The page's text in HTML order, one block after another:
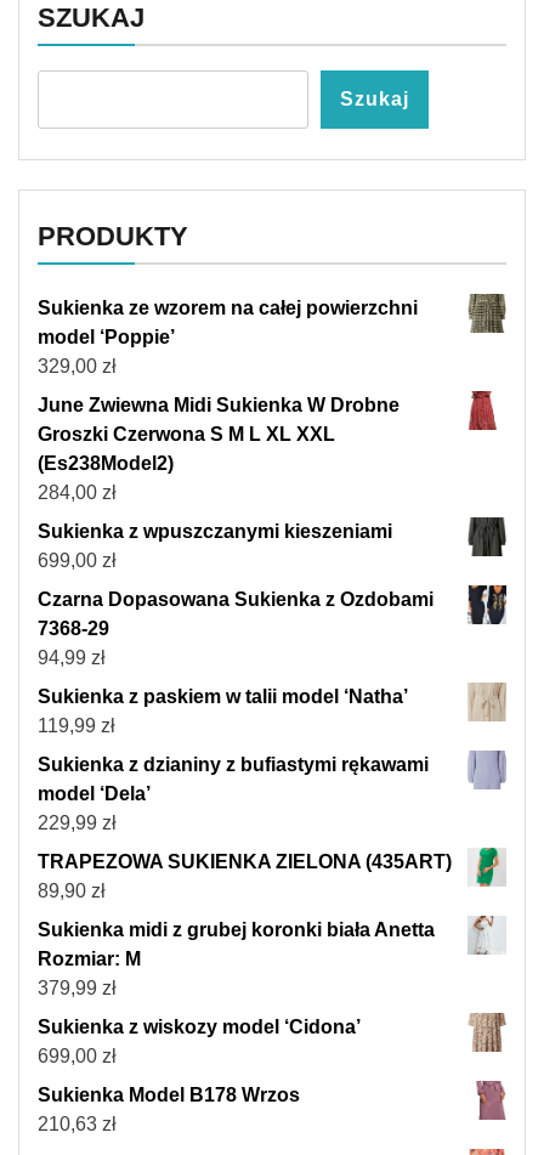
SZUKAJ
Szukaj
PRODUKTY
Sukienka ze wzorem na całej powierzchni
model ‘Poppie’
329,00 zł
June Zwiewna Midi Sukienka W Drobne
Groszki Czerwona S M L XL XXL
(Es238Model2)
284,00 zł
Sukienka z wpuszczanymi kieszeniami
699,00 zł
Czarna Dopasowana Sukienka z Ozdobami
7368-29
94,99 zł
Sukienka z paskiem w talii model ‘Natha’
119,99 zł
Sukienka z dzianiny z bufiastymi rękawami
model ‘Dela’
229,99 zł
TRAPEZOWA SUKIENKA ZIELONA (435ART)
89,90 zł
Sukienka midi z grubej koronki biała Anetta
Rozmiar: M
379,99 zł
Sukienka z wiskozy model ‘Cidona’
699,00 zł
Sukienka Model B178 Wrzos
210,63 zł